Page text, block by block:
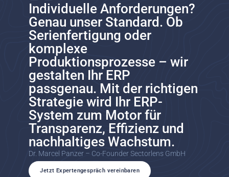
Individuelle Anforderungen?
Genau unser Standard. Ob
Serienfertigung oder
komplexe
Produktionsprozesse – wir
gestalten Ihr ERP
passgenau. Mit der richtigen
Strategie wird Ihr ERP-
System zum Motor für
Transparenz, Effizienz und
nachhaltiges Wachstum.​
Dr. Marcel Panzer – Co-Founder Sectorlens GmbH
Jetzt Expertengespräch vereinbaren